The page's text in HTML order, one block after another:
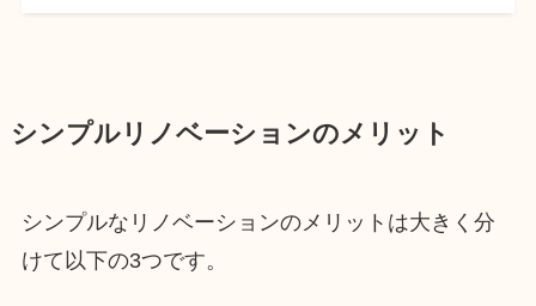
シンプルリノベーションのメリット
シンプルなリノベーションのメリットは大きく分
けて以下の3つです。